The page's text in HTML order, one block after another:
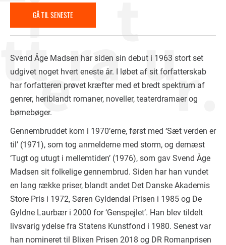
GÅ TIL SENESTE
ANMELDELSE
Svend Åge Madsen har siden sin debut i 1963 stort set
udgivet noget hvert eneste år. I løbet af sit forfatterskab
har forfatteren prøvet kræfter med et bredt spektrum af
genrer, heriblandt romaner, noveller, teaterdramaer og
børnebøger.
Gennembruddet kom i 1970’erne, først med ‘Sæt verden er
til’ (1971), som tog anmelderne med storm, og dernæst
‘Tugt og utugt i mellemtiden’ (1976), som gav Svend Åge
Madsen sit folkelige gennembrud. Siden har han vundet
en lang række priser, blandt andet Det Danske Akademis
Store Pris i 1972, Søren Gyldendal Prisen i 1985 og De
Gyldne Laurbær i 2000 for ‘Genspejlet’. Han blev tildelt
livsvarig ydelse fra Statens Kunstfond i 1980. Senest var
han nomineret til Blixen Prisen 2018 og DR Romanprisen